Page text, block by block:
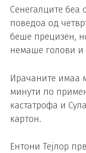
Сенегалците беа
поведоа од
беше прецизен,
немаше голови и
Ирачаните имаа
минути по
кастатрофа и
картон.
Ентони Тејлор